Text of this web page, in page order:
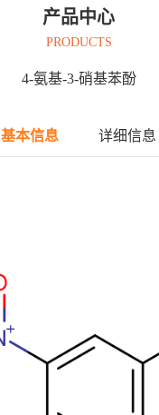
产品中心
PRODUCTS
4-氨基-3-硝基苯酚
基本信息 详细信息